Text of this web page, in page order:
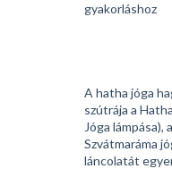
gyakorláshoz
A hatha jóga
szútrája a
Jóga lámpása),
Szvátmaráma
láncolatát